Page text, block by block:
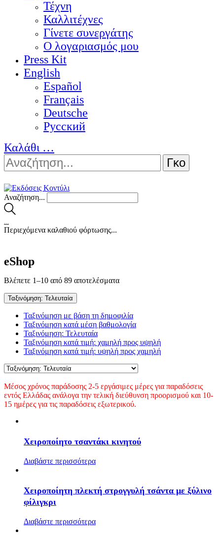
Τέχνη
Καλλιτέχνες
Γίνετε συνεργάτης
Ο λογαριασμός μου
Press Kit
English
Español
Français
Deutsche
Pусский
Καλάθι …
Αναζήτηση...
Περιεχόμενα καλαθιού φόρτωσης...
eShop
Βλέπετε 1–10 από 89 αποτελέσματα
Ταξινόμηση: Τελευταία
Ταξινόμηση με βάση τη δημοφιλία
Ταξινόμηση κατά μέση βαθμολογία
Ταξινόμηση: Τελευταία
Ταξινόμηση κατά τιμή: χαμηλή προς υψηλή
Ταξινόμηση κατά τιμή: υψηλή προς χαμηλή
Μέσος χρόνος παράδοσης 2-5 εργάσιμες μέρες για παραδόσεις
εντός Ελλάδας ανάλογα την τελική διεύθυνση προορισμού και 10-
15 ημέρες για τις παραδόσεις εξωτερικού.
Χειροποίητο τσαντάκι κινητού
Διαβάστε περισσότερα
Χειροποίητη πλεκτή στρογγυλή τσάντα με ξύλινο
φίλιγκρι
Διαβάστε περισσότερα